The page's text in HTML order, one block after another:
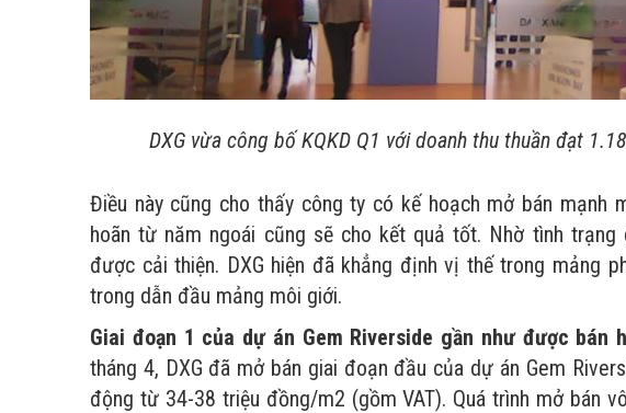
DXG vừa công bố KQKD Q1 với doanh thu thuần đạt
Điều này cũng cho thấy công ty có kế hoạch mở bán mạnh
hoãn từ năm ngoái cũng sẽ cho kết quả tốt. Nhờ tình
được cải thiện. DXG hiện đã khẳng định vị thế trong mảng
trong dẫn đầu mảng môi giới.
Giai đoạn 1 của dự án Gem Riverside gần như được bán
tháng 4, DXG đã mở bán giai đoạn đầu của dự án Gem
động từ 34-38 triệu đồng/m2 (gồm VAT). Quá trình mở bán